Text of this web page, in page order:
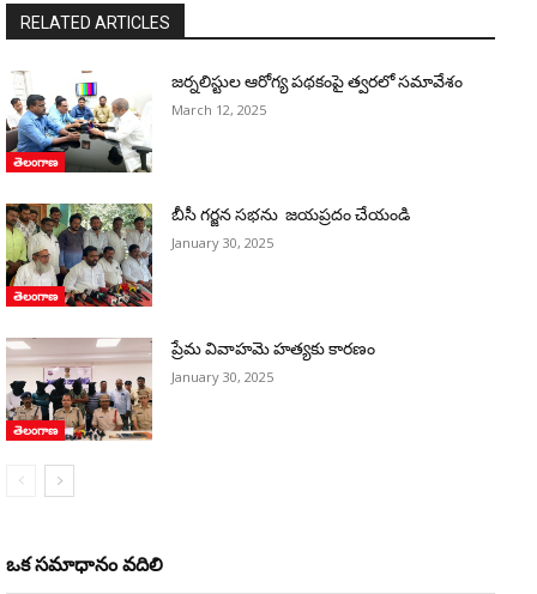
RELATED ARTICLES
తెలంగాణ
జర్నలిస్టుల ఆరోగ్య పథకంపై త్వరలో సమావేశం
March 12, 2025
తెలంగాణ
బీసీ గర్జన సభను జయప్రదం చేయండి
January 30, 2025
తెలంగాణ
ప్రేమ వివాహమె హత్యకు కారణం
January 30, 2025
ఒక సమాధానం వదిలి